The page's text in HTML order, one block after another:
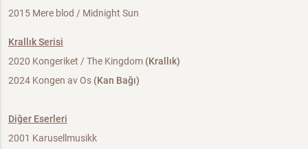
2015 Mere blod / Midnight Sun
Krallık Serisi
2020 Kongeriket / The Kingdom (Krallık)
2024 Kongen av Os(Kan Bağı)
Diğer Eserleri
2001 Karusellmusikk